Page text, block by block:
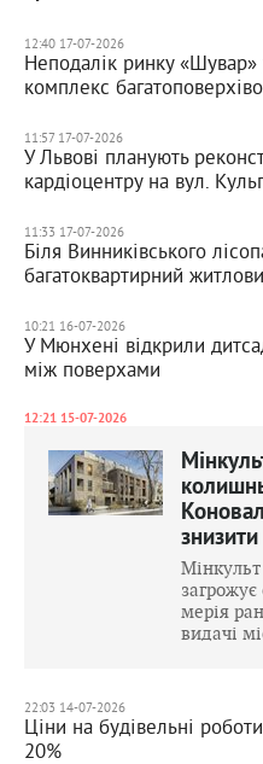
12:40 17-07-2026
Неподалік ринку «Шувар»
комплекс
11:57 17-07-2026
У Львові планують
кардіоцентру на вул.
11:33 17-07-2026
Біля Винниківського
багатоквартирний
10:21 16-07-2026
У Мюнхені відкрили
між поверхами
12:21 15-07-2026
мерія
видачі
22:03 14-07-2026
Ціни на будівельні
20%